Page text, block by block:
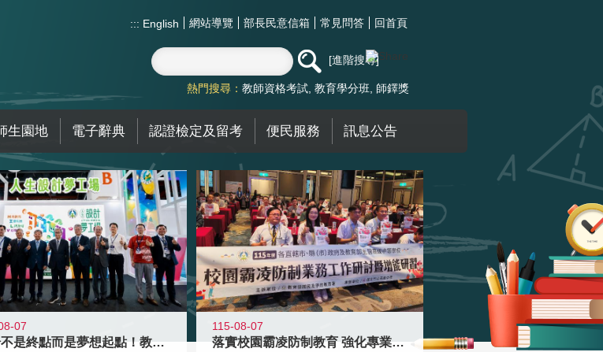
::: English 網站導覽 部長民意信箱 常見問答 回首頁
進階搜尋
熱門搜尋： 教師資格考試 教育學分班 師鐸獎
生園地 電子辭典 認證檢定及留考 便民服務 訊息公告
07
高齡不是終點而是夢想起點！教育部打
115-08-07
落實校園霸凌防制教育 強化專業知能